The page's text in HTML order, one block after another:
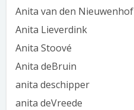
Anita van den Nieuwenhof
Anita Lieverdink
Anita Stoové
Anita deBruin
anita deschipper
anita deVreede